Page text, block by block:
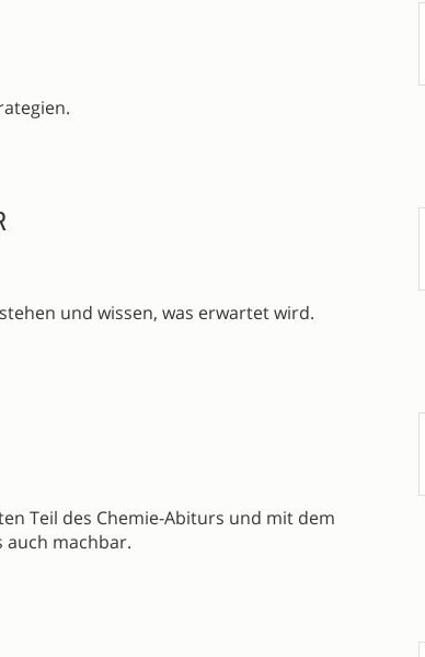
und wissen, was erwartet wird.
Teil des Chemie-Abiturs und mit dem
auch machbar.